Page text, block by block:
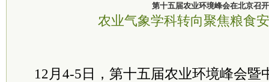
第十五届农业环境峰会在北京召开
农业气象学科转向聚焦粮食
12月4-5日，第十五届农业环境峰会暨